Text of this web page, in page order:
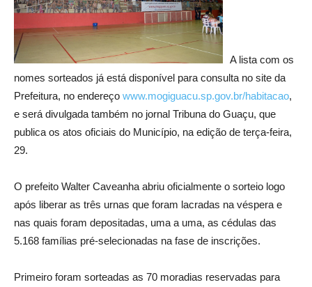
A lista com os
nomes sorteados já está disponível para consulta no site da
Prefeitura, no endereço www.mogiguacu.sp.gov.br/habitacao,
e será divulgada também no jornal Tribuna do Guaçu, que
publica os atos oficiais do Município, na edição de terça-feira,
29.
O prefeito Walter Caveanha abriu oficialmente o sorteio logo
após liberar as três urnas que foram lacradas na véspera e
nas quais foram depositadas, uma a uma, as cédulas das
5.168 famílias pré-selecionadas na fase de inscrições.
Primeiro foram sorteadas as 70 moradias reservadas para